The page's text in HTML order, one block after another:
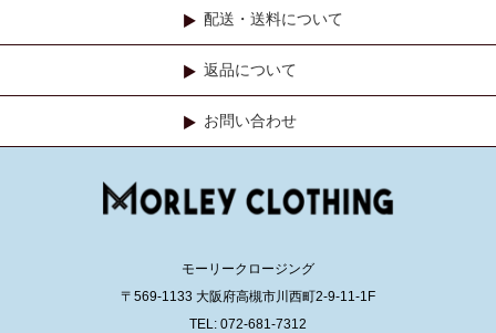
配送・送料について
返品について
お問い合わせ
モーリークロージング
〒569-1133 大阪府高槻市川西町2-9-11-1F
TEL: 072-681-7312